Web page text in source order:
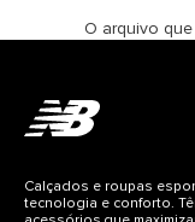
O arquivo
Calçados e roupas
tecnologia e conforto.